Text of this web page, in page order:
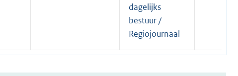
dagelijks
bestuur /
Regiojournaal